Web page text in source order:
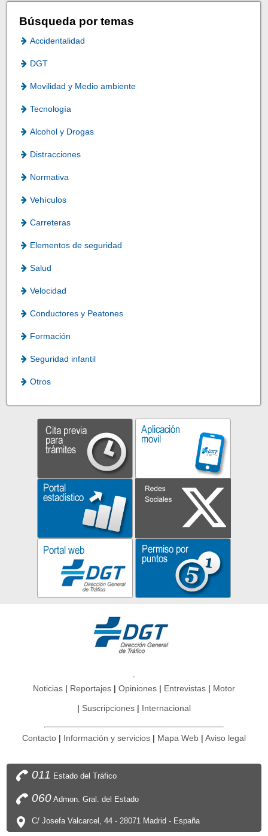
Búsqueda por temas
Accidentalidad
DGT
Movilidad y Medio ambiente
Tecnología
Alcohol y Drogas
Distracciones
Normativa
Vehículos
Carreteras
Elementos de seguridad
Salud
Velocidad
Conductores y Peatones
Formación
Seguridad infantil
Otros
Noticias Reportajes Opiniones Entrevistas Motor
Suscripciones Internacional
Contacto Información y servicios Mapa Web Aviso legal
011 Estado del Tráfico
060Admon. Gral. del Estado
C/ Josefa Valcarcel, 44 - 28071 Madrid - España